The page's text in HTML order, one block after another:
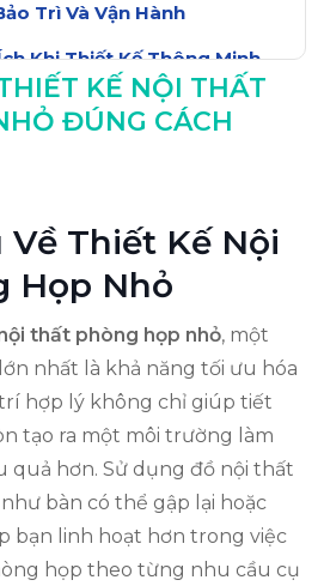
Trì Và Vận Hành
Khi Thiết Kế Thông Minh
KẾ NỘI THẤT
ĐÚNG CÁCH
Về Thiết Kế Nội
Họp Nhỏ
thất phòng họp nhỏ, một
nhất là khả năng tối ưu hóa
hợp lý không chỉ giúp tiết
tạo ra một môi trường làm
quả hơn. Sử dụng đồ nội thất
bàn có thể gập lại hoặc
bạn linh hoạt hơn trong việc
họp theo từng nhu cầu cụ